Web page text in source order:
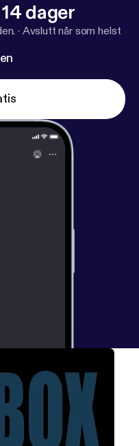
dager
· Avslutt når som helst
and Trailer